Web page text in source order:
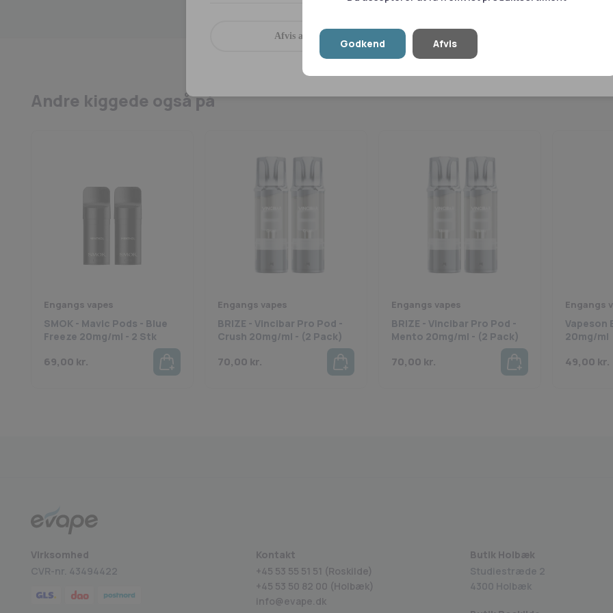
Godkend Afvis
Andre kiggede også på
Engangs vapes
SMOK - Mavic Pods - Blue
Freeze 20mg/ml - 2 Stk
69,00 kr.
Engangs vapes
BRIZE - Vincibar Pro Pod -
Crush 20mg/ml - (2 Pack)
70,00 kr.
Engangs vapes
BRIZE - Vincibar Pro Pod -
Mento 20mg/ml - (2 Pack)
70,00 kr.
Engangs
Vapeson
20mg/ml
49,00 kr.
Virksomhed
CVR-nr. 43494422
Kontakt
+45 53 55 51 51 (Roskilde)
+45 53 50 82 00 (Holbæk)
info@evape.dk
Butik Holbæk
Studiestræde 2
4300 Holbæk
Tillad valgte
Afvis alle